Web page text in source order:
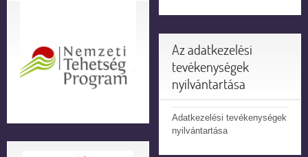
Az adatkezelési
tevékenységek
nyilvántartása
Adatkezelési tevékenységek
nyilvántartása